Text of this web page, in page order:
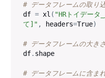
# データフレームの取り
df = xl ( "HRトイデータ
て]" , headers=True)
# データフレームの大き
df. shape
# データフレームに含ま